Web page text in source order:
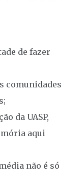
de fazer
comunidades
da UASP,
aqui
não é só